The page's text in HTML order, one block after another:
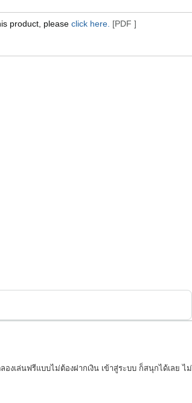
product, pleaseclick here. [PDF ]
เล่นฟรีแบบไม่ต้องฝากเงิน เข้าสู่ระบบ ก็สนุกได้เลย ไม่